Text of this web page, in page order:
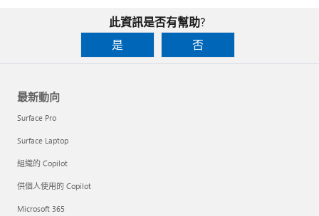
此資訊是否有幫助?
是
否
最新動向
Surface Pro
Surface Laptop
組織的 Copilot
供個人使用的 Copilot
Microsoft 365